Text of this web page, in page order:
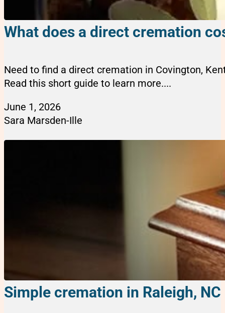
What does a direct cremation
Need to find a direct cremation in Covington,
Read this short guide to learn more....
June 1, 2026
Sara Marsden-Ille
Simple cremation in Raleigh, NC